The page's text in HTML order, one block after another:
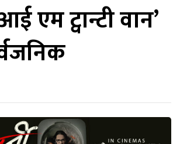
एम ट्वान्टी वान’